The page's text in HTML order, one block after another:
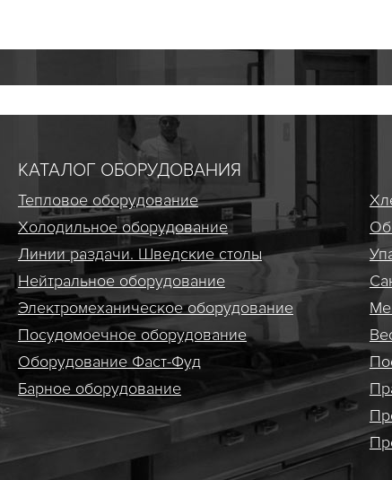
КАТАЛОГ ОБОРУДОВАНИЯ
Тепловое оборудование
Холодильное оборудование
Линии раздачи. Шведские столы
Нейтральное оборудование
Электро­механическое оборудование
Посудомоечное оборудование
Оборудование Фаст-Фуд
Барное оборудование